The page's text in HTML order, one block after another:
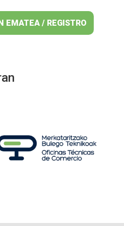
EMATEA / REGISTRO